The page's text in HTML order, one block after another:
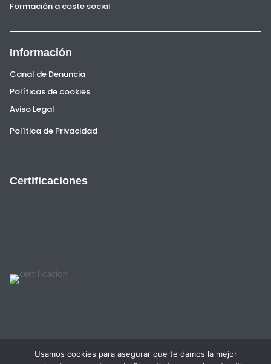
Formación a coste social
Información
Canal de Denuncia
Políticas de cookies
Aviso Legal
Política de Privacidad
Certificaciones
Usamos cookies para asegurar que te damos la mejor